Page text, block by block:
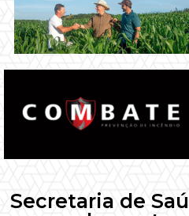
Secretaria de